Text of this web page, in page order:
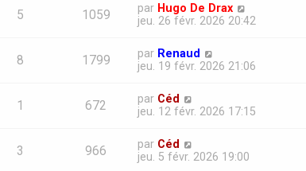
5 1059 par Hugo De Drax
jeu. 26 févr. 2026 20:42
8 1799 par Renaud
jeu. 19 févr. 2026 21:06
1 672 par Céd
jeu. 12 févr. 2026 17:15
3 966 par Céd
jeu. 5 févr. 2026 19:00